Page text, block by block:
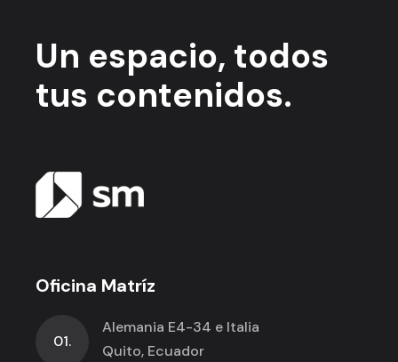
Un espacio, todos
tus contenidos.
Oficina Matríz
01.
Alemania E4-34 e Italia
Quito, Ecuador